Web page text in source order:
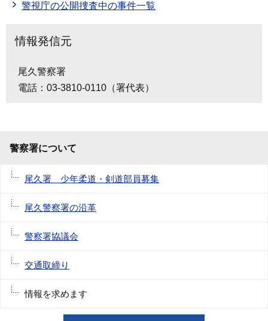
警視庁の公開捜査中の事件一覧
情報発信元
尾久警察署
電話：03-3810-0110（署代表）
警察署について
尾久署 少年柔道・剣道部員募集
尾久警察署の沿革
警察署協議会
交通取締り
情報を求めます